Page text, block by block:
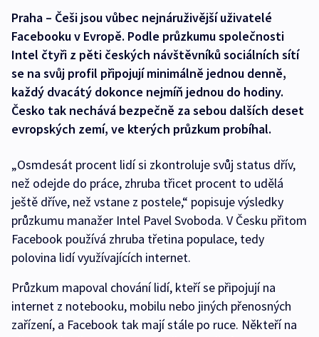
Praha – Češi jsou vůbec nejnáruživější uživatelé
Facebooku v Evropě. Podle průzkumu společnosti
Intel čtyři z pěti českých návštěvníků sociálních sítí
se na svůj profil připojují minimálně jednou denně,
každý dvacátý dokonce nejmíň jednou do hodiny.
Česko tak nechává bezpečně za sebou dalších deset
evropských zemí, ve kterých průzkum probíhal.
„Osmdesát procent lidí si zkontroluje svůj status dřív,
než odejde do práce, zhruba třicet procent to udělá
ještě dříve, než vstane z postele,“ popisuje výsledky
průzkumu manažer Intel Pavel Svoboda. V Česku přitom
Facebook používá zhruba třetina populace, tedy
polovina lidí využívajících internet.
Průzkum mapoval chování lidí, kteří se připojují na
internet z notebooku, mobilu nebo jiných přenosných
zařízení, a Facebook tak mají stále po ruce. Někteří na